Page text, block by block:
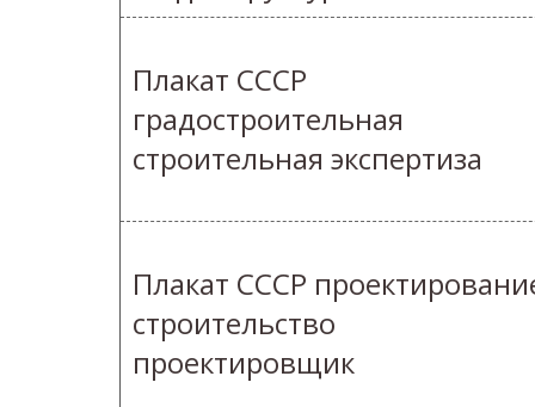
Плакат СССР
градостроительная
строительная экспертиза
Плакат СССР
строительство
проектировщик